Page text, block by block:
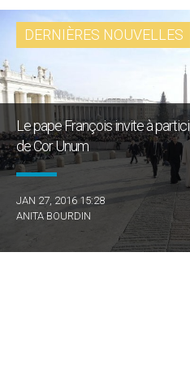
DERNIÈRES NOUVELLES
Le pape François invite à
de Cor Unum
JAN 27, 2016 15:28
ANITA BOURDIN